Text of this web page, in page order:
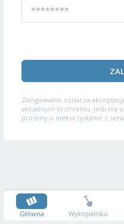
Zalogowanie oznacza
aktualnym brzmieniu. Jeśli nie
prosimy o niekorzystanie z
Główna Wykopalisko